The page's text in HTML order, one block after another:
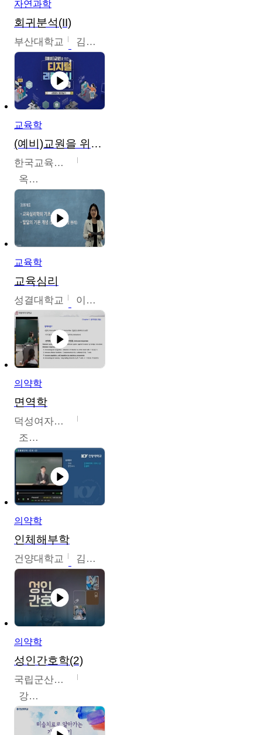
자연과학
회귀분석(II)
부산대학교 김충락
교육학
(예비)교원을 위한 디지털 리터러시 교육
한국교육학술정보원
옥현진
교육학
교육심리
성결대학교 이수경
의약학
면역학
덕성여자대학교
조효선
의약학
인체해부학
건양대학교 김철태
의약학
성인간호학(2)
국립군산대학교
강경아